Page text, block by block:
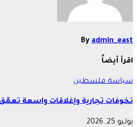
By admin_east
اقرأ أيضاً
سياسةفلسطين
تخوفات تجارية وإغلاقات واسعة
يوليو 25, 2026